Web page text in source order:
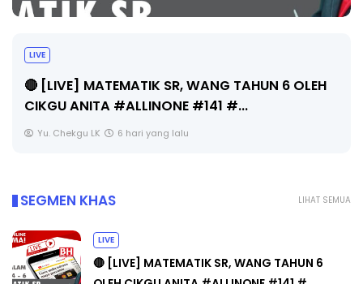
Sejarah Tingkatan 4
Unknown 6 hari yang lalu
LIHAT SEMUA
SEGMEN KHAS
LIVE
🔴 [LIVE] MATEMATIK SR, WANG TAHUN 6